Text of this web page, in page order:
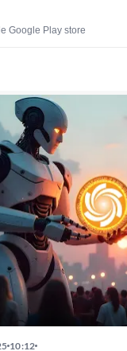
Google Play store
10:12